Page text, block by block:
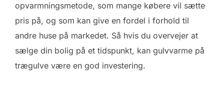
opvarmningsmetode, som mange købere vil sætte
pris på, og som kan give en fordel i forhold til
andre huse på markedet. Så hvis du overvejer at
sælge din bolig på et tidspunkt, kan gulvvarme på
trægulve være en god investering.